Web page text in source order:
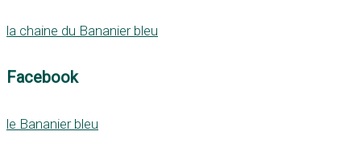
la chaine du Bananier bleu
Facebook
le Bananier bleu